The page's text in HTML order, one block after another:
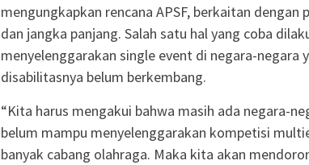
mengungkapkan rencana APSF, berkaitan dengan
dan jangka panjang. Salah satu hal yang coba
menyelenggarakan single event di negara-negara
disabilitasnya belum berkembang.
“Kita harus mengakui bahwa masih ada negara-
belum mampu menyelenggarakan kompetisi
banyak cabang olahraga. Maka kita akan